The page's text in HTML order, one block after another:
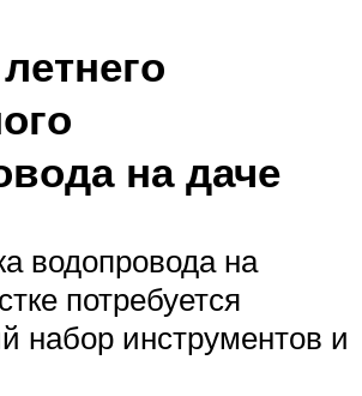
на даче
водопровода на
потребуется
набор инструментов и